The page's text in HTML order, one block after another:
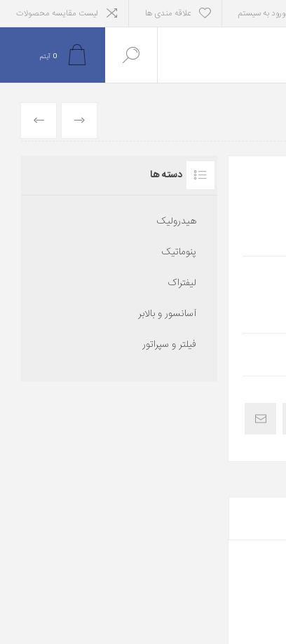
ورود به سیستم علاقه مندی ها لیست مقایسه محصولات
0 آیتم
بعدی
دسته ها
هیدرولیک
پنوماتیک
لیفتراک
آسانسور و بالابر
فیلتر و سپراتور